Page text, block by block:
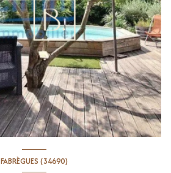
FABRÈGUES (34690)